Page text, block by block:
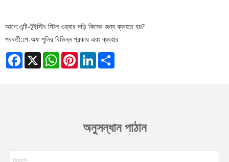
আগে:এন্টি-টুইস্টিং স্টিল ওয়্যার দড়ি কিসের জন্য ব্যবহৃত হয়?
পরবর্তী:পে-অফ পুলির বিভিন্ন প্রকার এবং ব্যবহার
Facebook
X WhatsAppPinterestLinkedIn
অনুসন্ধান পাঠান